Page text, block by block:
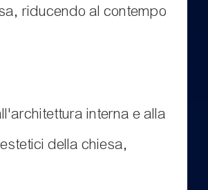
riducendo al contempo
interna e alla
della chiesa,